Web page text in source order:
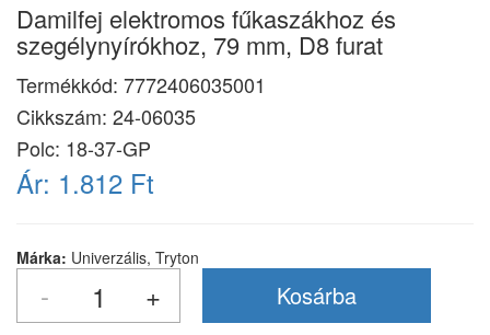
Damilfej elektromos fűkaszákhoz és
szegélynyírókhoz, 79 mm, D8 furat
Termékkód: 7772406035001
Cikkszám: 24-06035
Polc: 18-37-GP
Ár: 1.812 Ft
Márka: Univerzális, Tryton